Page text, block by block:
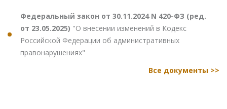
Федеральный закон от 30.11.2024 N 420-ФЗ (ред.
от 23.05.2025) "О внесении изменений в Кодекс
Российской Федерации об административных
правонарушениях"
Все документы >>